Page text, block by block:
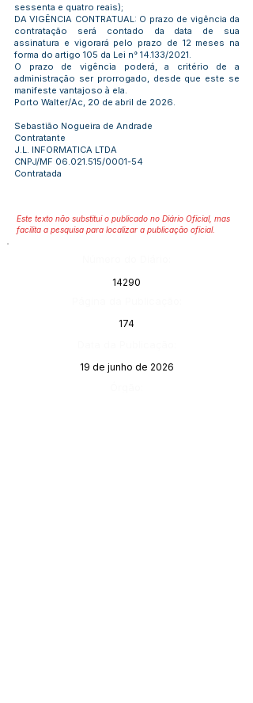
sessenta e quatro reais);
DA VIGÊNCIA CONTRATUAL: O prazo de vigência da
contratação será contado da data de sua
assinatura e vigorará pelo prazo de 12 meses na
forma do artigo 105 da Lei n° 14.133/2021.
O prazo de vigência poderá, a critério de a
administração ser prorrogado, desde que este se
manifeste vantajoso à ela.
Porto Walter/Ac, 20 de abril de 2026.
Sebastião Nogueira de Andrade
Contratante
J.L. INFORMATICA LTDA
CNPJ/MF 06.021.515/0001-54
Contratada
Este texto não substitui o publicado no Diário Oficial, mas
facilita a pesquisa para localizar a publicação oficial.
14290
174
19 de junho de 2026